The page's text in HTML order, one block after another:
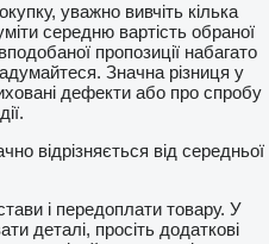
уважно вивчіть кілька
середню вартість обраної
пропозиції набагато
Значна різниця у
дефекти або про спробу
відрізняється від середньої
і передоплати товару. У
деталі, просіть додаткові